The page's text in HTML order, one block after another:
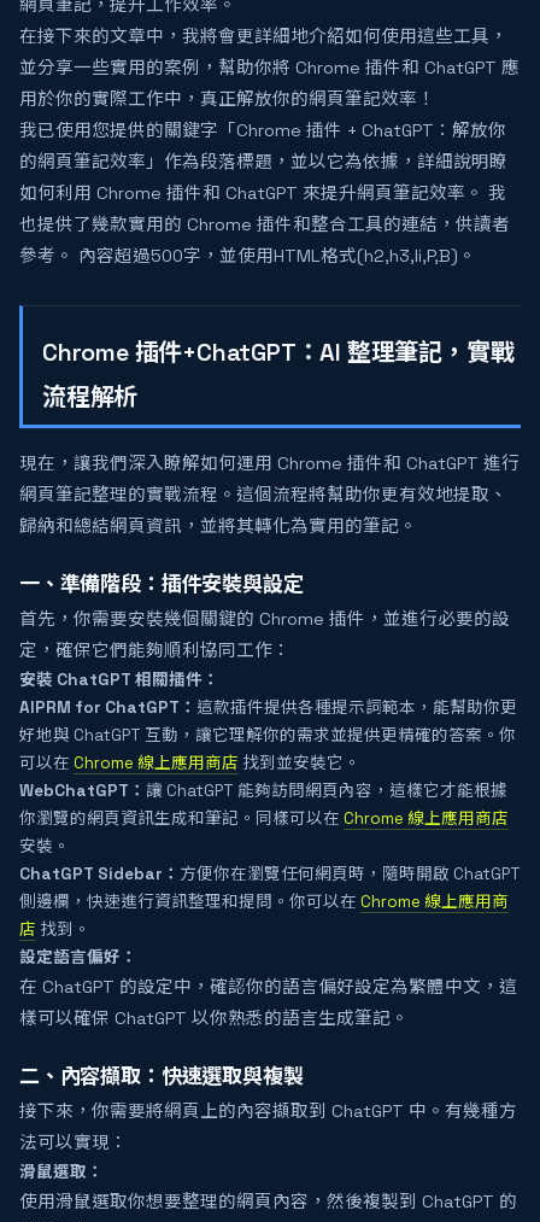
網頁筆記，提升工作效率。
在接下來的文章中，我將會更詳細地介紹如何使用這些工具，
並分享一些實用的案例，幫助你將 Chrome 插件和 ChatGPT 應
用於你的實際工作中，真正解放你的網頁筆記效率！
我已使用您提供的關鍵字「Chrome 插件 + ChatGPT：解放你
的網頁筆記效率」作為段落標題，並以它為依據，詳細說明瞭
如何利用 Chrome 插件和 ChatGPT 來提升網頁筆記效率。 我
也提供了幾款實用的 Chrome 插件和整合工具的連結，供讀者
參考。 內容超過500字，並使用HTML格式(h2,h3,li,P,B)。
Chrome 插件+ChatGPT：AI 整理筆記，實戰
流程解析
現在，讓我們深入瞭解如何運用 Chrome 插件和 ChatGPT 進行
網頁筆記整理的實戰流程。這個流程將幫助你更有效地提取、
歸納和總結網頁資訊，並將其轉化為實用的筆記。
一、準備階段：插件安裝與設定
首先，你需要安裝幾個關鍵的 Chrome 插件，並進行必要的設
定，確保它們能夠順利協同工作：
安裝 ChatGPT 相關插件：
AIPRM for ChatGPT： 這款插件提供各種提示詞範本，能幫助你更
好地與 ChatGPT 互動，讓它理解你的需求並提供更精確的答案。你
可以在 Chrome 線上應用商店 找到並安裝它。
WebChatGPT： 讓 ChatGPT 能夠訪問網頁內容，這樣它才能根據
你瀏覽的網頁資訊生成和筆記。同樣可以在 Chrome 線上應用商店
安裝。
ChatGPT Sidebar： 方便你在瀏覽任何網頁時，隨時開啟 ChatGPT
側邊欄，快速進行資訊整理和提問。你可以在 Chrome 線上應用商
店 找到。
設定語言偏好：
在 ChatGPT 的設定中，確認你的語言偏好設定為繁體中文，這
樣可以確保 ChatGPT 以你熟悉的語言生成筆記。
二、內容擷取：快速選取與複製
接下來，你需要將網頁上的內容擷取到 ChatGPT 中。有幾種方
法可以實現：
滑鼠選取：
使用滑鼠選取你想要整理的網頁內容，然後複製到 ChatGPT 的